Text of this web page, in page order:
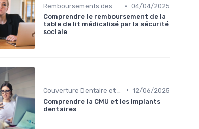
Remboursements des Soins Médicaux • 04/04/2025
Comprendre le remboursement de la
table de lit médicalisé par la sécurité
sociale
• 12/06/2025
Comprendre la CMU et les implants
dentaires